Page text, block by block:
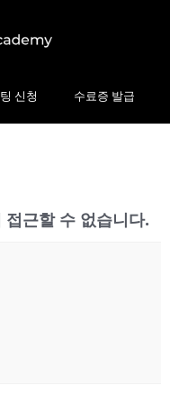
신청 수료증 발급
근할 수 없습니다.